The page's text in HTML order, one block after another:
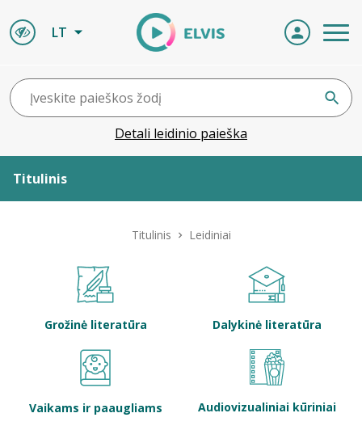
LT
Detali leidinio paieška
Titulinis
Bibliotekoms
Titulinis Leidiniai
Grožinė literatūra Dalykinė literatūra
Vaikams ir paaugliams Audiovizualiniai kūriniai